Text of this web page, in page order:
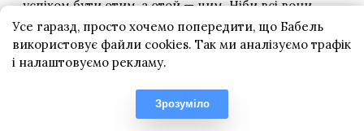
Усе гаразд, просто хочемо попередити, що Бабель
використовує файли cookies. Так ми аналізуємо трафік
і налаштовуємо рекламу.
Зрозуміло